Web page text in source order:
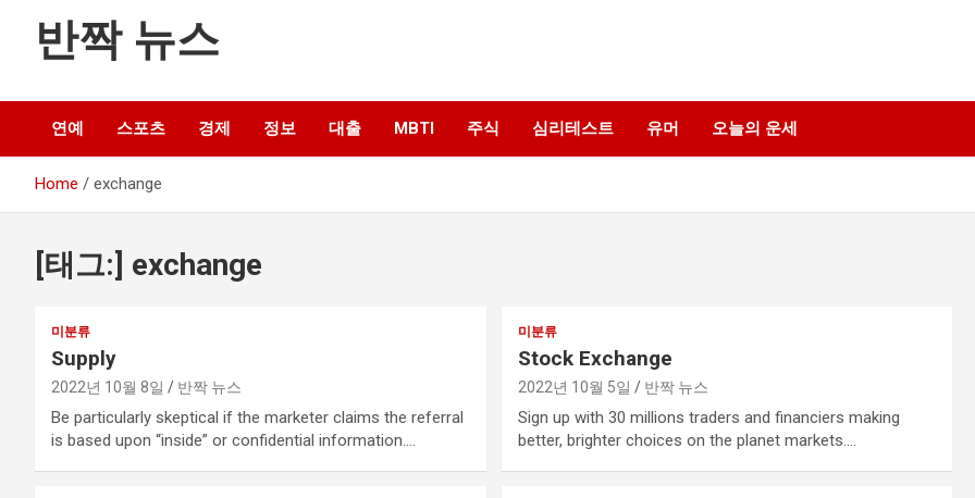
반짝 뉴스
연예 스포츠 경제 정보 대출 MBTI 주식 심리테스트 유머 오늘의 운세
Home exchange
[태그:] exchange
미분류
Supply
2022년 10월 8일 반짝 뉴스
Be particularly skeptical if the marketer claims the referral
is based upon “inside” or confidential information.…
미분류
Stock Exchange
2022년 10월 5일 반짝 뉴스
Sign up with 30 millions traders and financiers making
better, brighter choices on the planet markets.…